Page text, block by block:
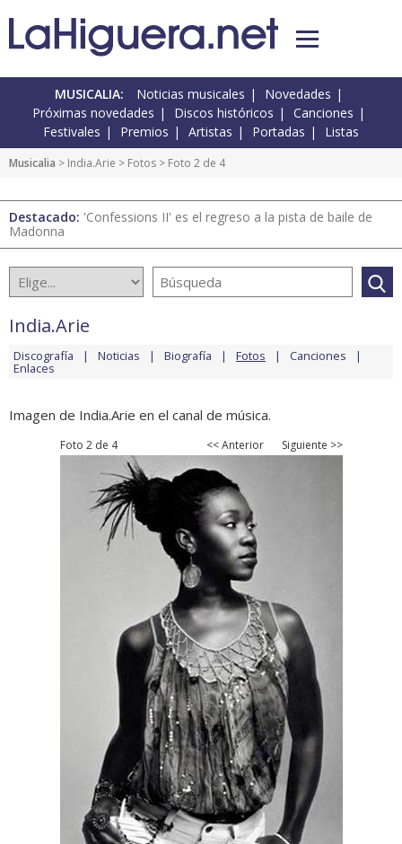
MUSICALIA: Noticias musicales
Novedades
Próximas novedades
Discos históricos
Canciones
Festivales
Premios Artistas Portadas Listas
Musicalia > India.Arie > Fotos > Foto 2 de 4
Destacado: 'Confessions II' es el regreso a la pista de baile de
Madonna
India.Arie
Discografía Noticias Biografía Fotos Canciones
Enlaces
Imagen de India.Arie en el canal de música.
Foto 2 de 4 << Anterior Siguiente >>